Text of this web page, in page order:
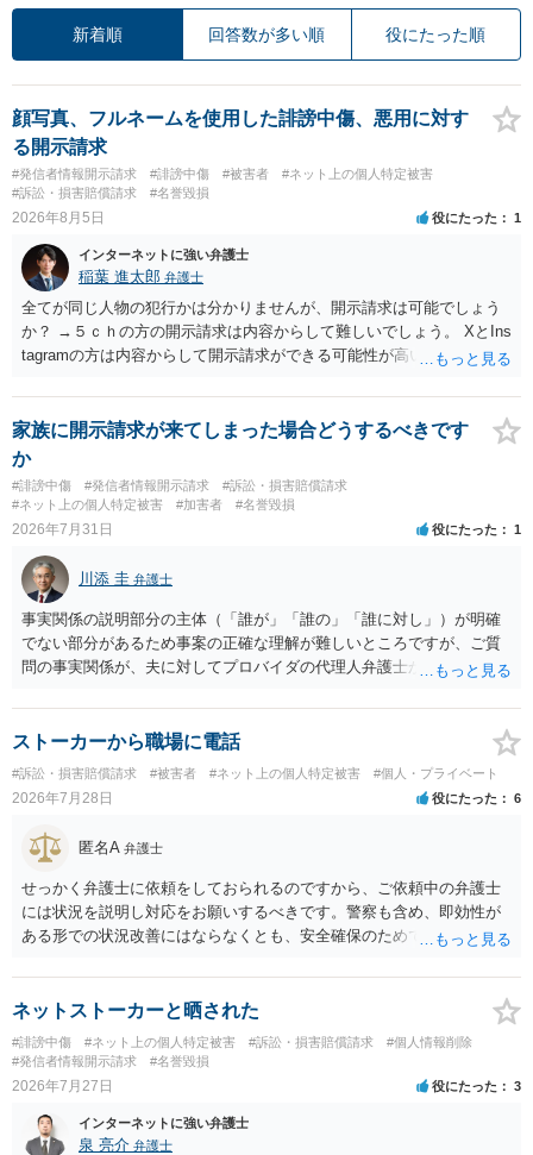
新着順 回答数が多い順 役にたった順
顔写真、フルネームを使用した誹謗中傷、悪用に対す
る開示請求
#発信者情報開示請求 #誹謗中傷 #被害者
#ネット上の個人特定被害
#訴訟・損害賠償請求
#名誉毀損
2026年8月5日 役にたった 1
インターネットに強い弁護士
稲葉 進太郎 弁護士
全てが同じ人物の犯行かは分かりませんが、開示請求は可能でしょう
か？ →５ｃｈの方の開示請求は内容からして難しいでしょう。 XとIns
tagramの方は内容からして開示請求ができる可能性が高いでしょう。
いでしょう。７月中にアカウントが削除されている場合、今から進め
ても失敗する可能性が高いように思われます。 相手を特定できた場
合、相手に全ての弁護士費用を負担させることは可能でしょうか？ →
訴訟外の交渉で相手方が認めれば負担させることができるでしょう。
訴訟で判決となった場合は、実際の弁護士費用が認められる場合と認
められない場合があり何ともいえないところでしょう。
家族に開示請求が来てしまった場合どうするべきです
か
#誹謗中傷 #発信者情報開示請求
#訴訟・損害賠償請求
#ネット上の個人特定被害
#加害者 #名誉毀損
2026年7月31日 役にたった 1
川添 圭 弁護士
事実関係の説明部分の主体（「誰が」「誰の」「誰に対し」）が明確
でない部分があるため事案の正確な理解が難しいところですが、ご質
問の事実関係が、夫に対してプロバイダの代理人弁護士から発信者情
情報として夫の氏名と住所が開示され、開示請求者（の代理人弁護
士）が、夫に対して内容証明郵便を送ったり訴訟の提起がなされたり
する可能性があるように思われます。この場合は、開示請求者（とあ
る女性？）の代理人弁護士へ、実は投稿者があなたであるという内容
とともに、あなたから連絡することもあり得ます。 夫がクレーム電話
を入れた「相手方の法律事務所」というのがプロバイダの代理人の事
務所であるのか、それとも開示請求者の代理人の事務所なのかが不明
ですが、もし前者であれば、書類の再送要請にはあまり意味はなく、
一方、後者であるなら、夫を被告として提訴に至る可能性も考える必
要が出てきます。 あなたと夫との夫婦関係の状況（別居中なのか、夫
婦関係は良好なのか、あなたが夫へ嘘をついたのか等）がよくわから
ないところがあり、実際にどのような対応がベターなのかを正確に検
討するためには、公開の相談ではなく、詳しい事実関係を整理した上
で弁護士へ直接相談するべきでしょう。
ストーカーから職場に電話
#訴訟・損害賠償請求 #被害者 #ネット上の個人特定被害 #個人・プライベート
2026年7月28日 役にたった 6
匿名A 弁護士
せっかく弁護士に依頼をしておられるのですから、ご依頼中の弁護士
には状況を説明し対応をお願いするべきです。警察も含め、即効性が
ある形での状況改善にはならなくとも、安全確保のためできることは
ネットストーカーと晒された
#誹謗中傷 #ネット上の個人特定被害 #訴訟・損害賠償請求
#個人情報削除
#発信者情報開示請求
#名誉毀損
2026年7月27日 役にたった 3
インターネットに強い弁護士
泉 亮介 弁護士